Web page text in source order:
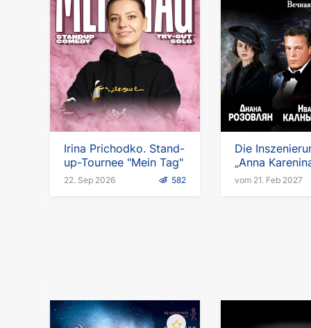
Irina Prichodko. Stand-
up-Tournee "Mein Tag"
22. Sep 2026 582
Die
„Anna
Deutschland
vom 21. Feb 2027